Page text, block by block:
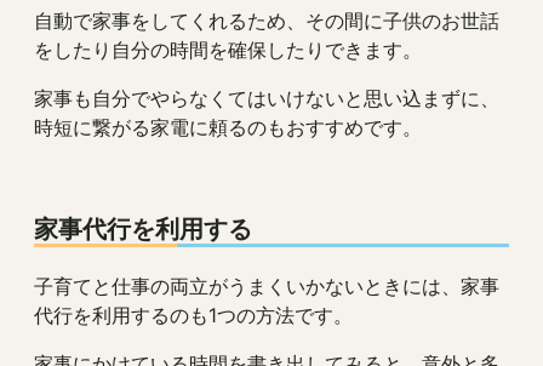
自動で家事をしてくれるため、その間に子供のお世話
をしたり自分の時間を確保したりできます。
家事も自分でやらなくてはいけないと思い込まずに、
時短に繋がる家電に頼るのもおすすめです。
家事代行を利用する
子育てと仕事の両立がうまくいかないときには、家事
代行を利用するのも1つの方法です。